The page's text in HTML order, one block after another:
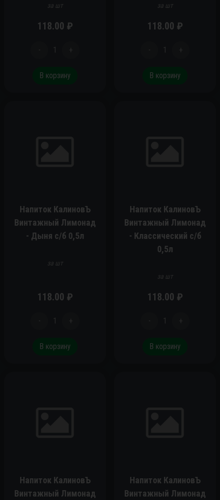
за шт
118.00 ₽
- 1 +
В корзину
за шт
118.00 ₽
- 1 +
В корзину
Напиток КалиновЪ
Винтажный Лимонад
- Дыня c/б 0,5л
за шт
118.00 ₽
- 1 +
В корзину
Напиток КалиновЪ
Винтажный Лимонад
- Классический c/б
0,5л
за шт
118.00 ₽
- 1 +
В корзину
Напиток КалиновЪ
Винтажный Лимонад
Напиток КалиновЪ
Винтажный Лимонад